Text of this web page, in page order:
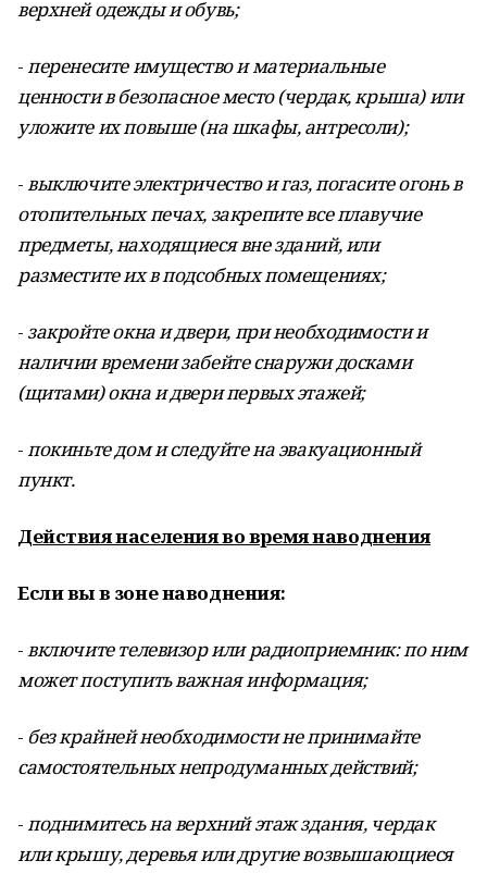
верхней одежды и обувь;
-перенесите имущество и материальные
ценности в безопасное место (чердак, крыша) или
уложите их повыше (на шкафы, антресоли);
-выключите электричество и газ, погасите огонь в
отопительных печах, закрепите все плавучие
предметы, находящиеся вне зданий, или
разместите их в подсобных помещениях;
- закройте окна и двери, при необходимости и
наличии времени забейте снаружи досками
(щитами) окна и двери первых этажей;
-покиньте дом и следуйте на эвакуационный
пункт.
Действия населения во время наводнения
Если вы в зоне наводнения:
-включите телевизор или радиоприемник: по ним
может поступить важная информация;
- без крайней необходимости не принимайте
самостоятельных непродуманных действий;
-поднимитесь на верхний этаж здания, чердак
или крышу, деревья или другие возвышающиеся